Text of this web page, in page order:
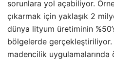
sorunlara yol açabiliyor.
çıkarmak için yaklaşık 2
dünya lityum üretiminin
bölgelerde
madencilik